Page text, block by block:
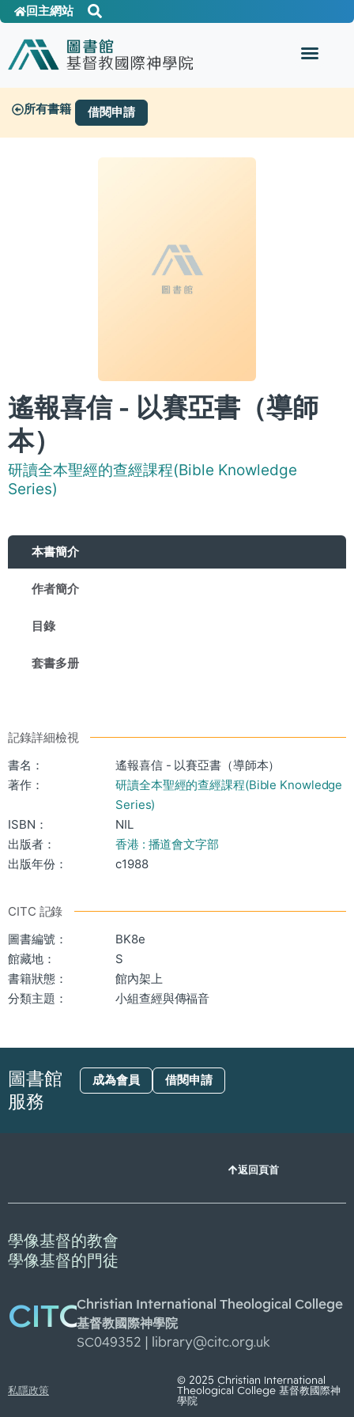
回主網站
所有書籍 借閱申請
遙報喜信 - 以賽亞書（導師
本）
研讀全本聖經的查經課程(Bible Knowledge
Series)
本書簡介
作者簡介
目錄
套書多册
記錄詳細檢視
書名：
遙報喜信 - 以賽亞書（導師本）
著作：
研讀全本聖經的查經課程(Bible Knowledge
Series)
ISBN：
NIL
出版者：
香港 : 播道會文字部
出版年份：
c1988
CITC 記錄
圖書編號：
BK8e
館藏地：
S
書籍狀態：
館內架上
分類主題：
小組查經與傳福音
圖書館
服務
成為會員 借閱申請
返回頁首
學像基督的教會
學像基督的門徒
CITCChristian International Theological College
基督教國際神學院
SC049352 |
library@citc.org.uk
私隱政策
© 2025 Christian International
Theological College 基督教國際神
學院